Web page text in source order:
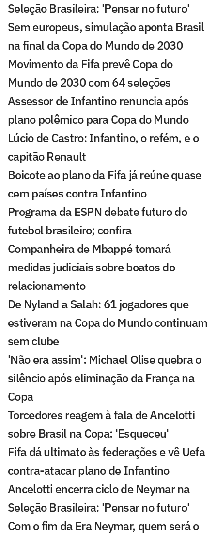
Seleção Brasileira: 'Pensar no futuro'
Sem europeus, simulação aponta Brasil
na final da Copa do Mundo de 2030
Movimento da Fifa prevê Copa do
Mundo de 2030 com 64 seleções
Assessor de Infantino renuncia após
plano polêmico para Copa do Mundo
Lúcio de Castro: Infantino, o refém, e o
capitão Renault
Boicote ao plano da Fifa já reúne quase
cem países contra Infantino
Programa da ESPN debate futuro do
futebol brasileiro; confira
Companheira de Mbappé tomará
medidas judiciais sobre boatos do
relacionamento
De Nyland a Salah: 61 jogadores que
estiveram na Copa do Mundo continuam
sem clube
'Não era assim': Michael Olise quebra o
silêncio após eliminação da França na
Copa
Torcedores reagem à fala de Ancelotti
sobre Brasil na Copa: 'Esqueceu'
Fifa dá ultimato às federações e vê Uefa
contra-atacar plano de Infantino
Ancelotti encerra ciclo de Neymar na
Seleção Brasileira: 'Pensar no futuro'
Com o fim da Era Neymar, quem será o